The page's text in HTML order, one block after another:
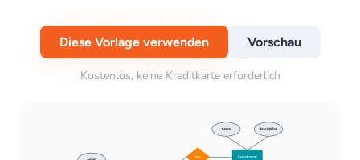
Diese Vorlage verwenden Vorschau
Kostenlos, keine Kreditkarte erforderlich